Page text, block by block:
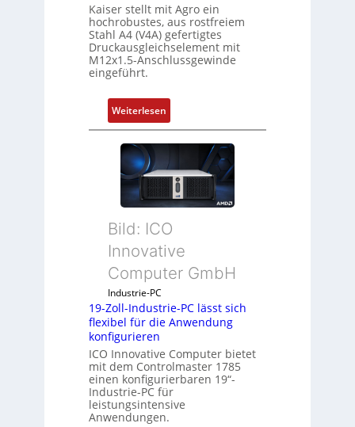
Kaiser stellt mit Agro ein
hochrobustes, aus rostfreiem
Stahl A4 (V4A) gefertigtes
Druckausgleichselement mit
M12x1.5-Anschlussgewinde
eingeführt.
Weiterlesen:
D
r
u
c
a
u
s
g
l
i
c
s
e
l
e
Bild: ICO
Innovative
Computer GmbH
Industrie-PC
19-Zoll-Industrie-PC lässt sich
flexibel für die Anwendung
konfigurieren
ICO Innovative Computer bietet
mit dem Controlmaster 1785
einen konfigurierbaren 19“-
Industrie-PC für
leistungsintensive
Anwendungen.